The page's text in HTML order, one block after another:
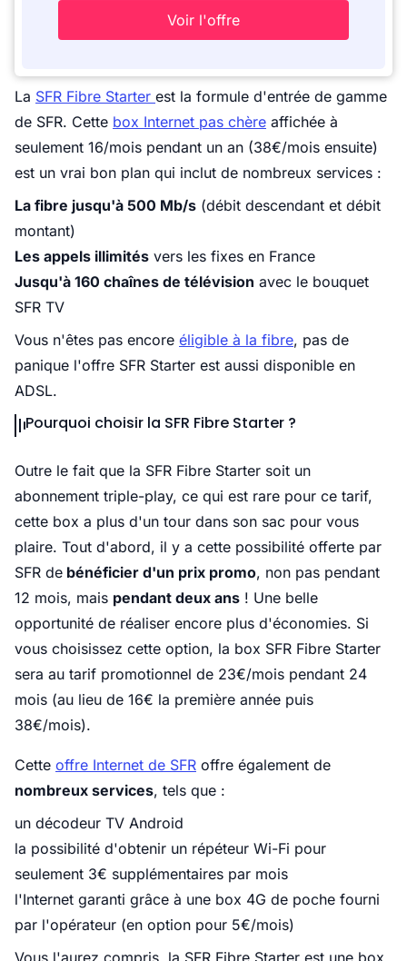
Voir l'offre
La SFR Fibre Starter est la formule d'entrée de gamme
de SFR. Cette box Internet pas chère affichée à
seulement 16/mois pendant un an (38€/mois ensuite)
est un vrai bon plan qui inclut de nombreux services :
La fibre jusqu'à 500 Mb/s (débit descendant et débit
montant)
Les appels illimités vers les fixes en France
Jusqu'à 160 chaînes de télévision avec le bouquet
SFR TV
Vous n'êtes pas encore éligible à la fibre, pas de
panique l'offre SFR Starter est aussi disponible en
ADSL.
Pourquoi choisir la SFR Fibre Starter ?
Outre le fait que la SFR Fibre Starter soit un
abonnement triple-play, ce qui est rare pour ce tarif,
cette box a plus d'un tour dans son sac pour vous
plaire. Tout d'abord, il y a cette possibilité offerte par
SFR de bénéficier d'un prix promo, non pas pendant
12 mois, mais pendant deux ans ! Une belle
opportunité de réaliser encore plus d'économies. Si
vous choisissez cette option, la box SFR Fibre Starter
sera au tarif promotionnel de 23€/mois pendant 24
mois (au lieu de 16€ la première année puis
38€/mois).
Cette offre Internet de SFR offre également de
nombreux services, tels que :
un décodeur TV Android
la possibilité d'obtenir un répéteur Wi-Fi pour
seulement 3€ supplémentaires par mois
l'Internet garanti grâce à une box 4G de poche fourni
par l'opérateur (en option pour 5€/mois)